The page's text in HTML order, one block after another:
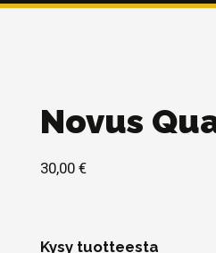
Novus
30,00 €
Kysy tuotteesta